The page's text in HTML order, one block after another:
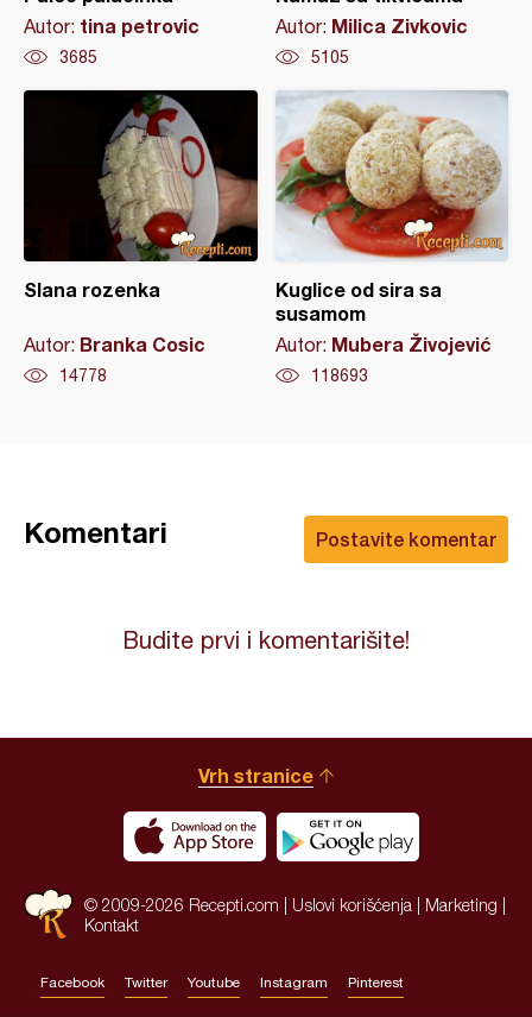
Autor: tina petrovic
3685
Autor: Milica Zivkovic
5105
Slana rozenka
Autor: Branka Cosic
14778
Kuglice od sira sa
susamom
Autor: Mubera Živojević
118693
Postavite komentar
Komentari
Budite prvi i komentarišite!
Vrh stranice
© 2009-2026 Recepti.com | Uslovi korišćenja Marketing
Kontakt
Facebook Twitter Youtube Instagram Pinterest